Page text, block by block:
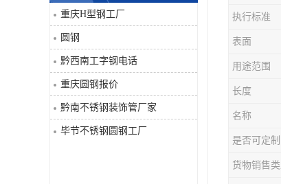
角钢
焊管
工字钢
H型钢
重庆H型钢工厂
圆钢
黔西南工字钢电话
重庆圆钢报价
黔南不锈钢装饰管厂家
毕节不锈钢圆钢工厂
执行标准
表面
用途范围
长度
名称
是否可定制
货物销售